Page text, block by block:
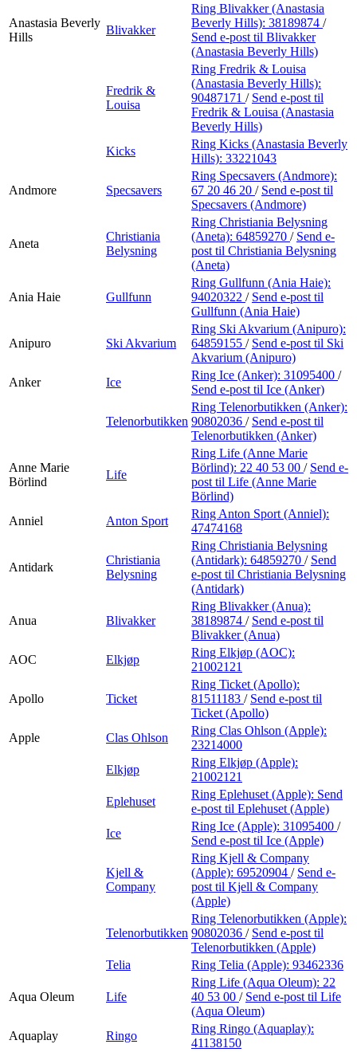
Anastasia Beverly
Hills
Blivakker
Ring Blivakker (Anastasia
Beverly Hills): 38189874 /
Send e-post til Blivakker
(Anastasia Beverly Hills)
Fredrik &
Louisa
Ring Fredrik & Louisa
(Anastasia Beverly Hills):
90487171 / Send e-post til
Fredrik & Louisa (Anastasia
Beverly Hills)
Kicks
Ring Kicks (Anastasia Beverly
Hills): 33221043
Andmore Specsavers
Ring Specsavers (Andmore):
67 20 46 20 / Send e-post til
Specsavers (Andmore)
Aneta
Christiania
Belysning
Ring Christiania Belysning
(Aneta): 64859270 / Send e-
post til Christiania Belysning
(Aneta)
Ania Haie Gullfunn
Ring Gullfunn (Ania Haie):
94020322 / Send e-post til
Gullfunn (Ania Haie)
Anipuro Ski Akvarium
Ring Ski Akvarium (Anipuro):
64859155 / Send e-post til Ski
Akvarium (Anipuro)
Anker
Ice
Ring Ice (Anker): 31095400 /
Send e-post til Ice (Anker)
Telenorbutikken
Ring Telenorbutikken (Anker):
90802036 / Send e-post til
Telenorbutikken (Anker)
Anne Marie
Börlind
Life
Ring Life (Anne Marie
Börlind): 22 40 53 00 / Send e-
post til Life (Anne Marie
Börlind)
Anniel
Anton Sport
Ring Anton Sport (Anniel):
47474168
Antidark
Christiania
Belysning
Ring Christiania Belysning
(Antidark): 64859270 / Send
e-post til Christiania Belysning
(Antidark)
Anua Blivakker
Ring Blivakker (Anua):
38189874 / Send e-post til
Blivakker (Anua)
AOC
Elkjøp
Ring Elkjøp (AOC):
21002121
Apollo Ticket
Ring Ticket (Apollo):
81511183 / Send e-post til
Ticket (Apollo)
Apple
Clas Ohlson
Ring Clas Ohlson (Apple):
23214000
Elkjøp
Ring Elkjøp (Apple):
21002121
Eplehuset
Ring Eplehuset (Apple): Send
e-post til Eplehuset (Apple)
Ice
Ring Ice (Apple): 31095400 /
Send e-post til Ice (Apple)
Kjell &
Company
Ring Kjell & Company
(Apple): 69520904 / Send e-
post til Kjell & Company
(Apple)
Telenorbutikken
Ring Telenorbutikken (Apple):
90802036 / Send e-post til
Telenorbutikken (Apple)
Telia
Ring Telia (Apple): 93462336
Aqua Oleum Life
Ring Life (Aqua Oleum): 22
40 53 00 / Send e-post til Life
(Aqua Oleum)
Aquaplay
Ringo
Ring Ringo (Aquaplay):
41138150